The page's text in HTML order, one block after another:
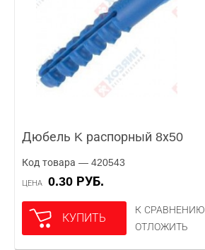
Дюбель K распорный 8х50
Код товара — 420543
ЦЕНА 0.30 РУБ.
КУПИТЬ
К СРАВНЕНИЮ
ОТЛОЖИТЬ